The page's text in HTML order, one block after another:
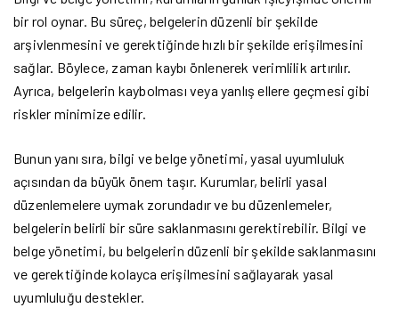
bir rol oynar. Bu süreç, belgelerin düzenli bir şekilde
arşivlenmesini ve gerektiğinde hızlı bir şekilde erişilmesini
sağlar. Böylece, zaman kaybı önlenerek verimlilik artırılır.
Ayrıca, belgelerin kaybolması veya yanlış ellere geçmesi gibi
riskler minimize edilir.
Bunun yanı sıra, bilgi ve belge yönetimi, yasal uyumluluk
açısından da büyük önem taşır. Kurumlar, belirli yasal
düzenlemelere uymak zorundadır ve bu düzenlemeler,
belgelerin belirli bir süre saklanmasını gerektirebilir. Bilgi ve
belge yönetimi, bu belgelerin düzenli bir şekilde saklanmasını
ve gerektiğinde kolayca erişilmesini sağlayarak yasal
uyumluluğu destekler.